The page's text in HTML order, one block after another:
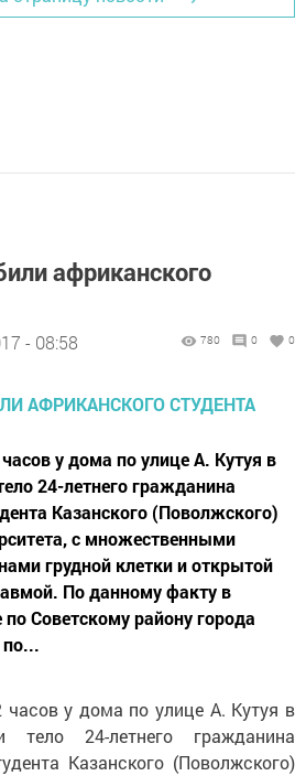
африканского
- 08:58 780 0 0
у дома по улице А. Кутуя в
24-летнего гражданина
Казанского (Поволжского)
с множественными
грудной клетки и открытой
По данному факту в
Советскому району города
часов у дома по улице А. Кутуя в
тело 24-летнего гражданина
Казанского (Поволжского)